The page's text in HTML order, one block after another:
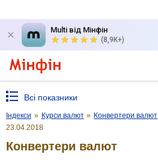
Multi від Мінфін
(8,9K+)
Всі показники
Індекси » Курси валют » Конвертери валют
23.04.2018
Конвертери валют